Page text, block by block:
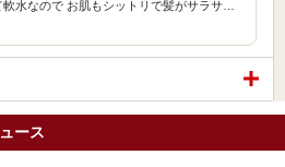
水なので お肌もシットリで髪がサラサ…
ース